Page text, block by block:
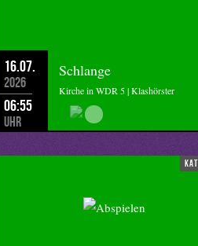
16.07.
2026
06:55
Uhr
Schlange
Kirche in WDR 5 | Klashörster